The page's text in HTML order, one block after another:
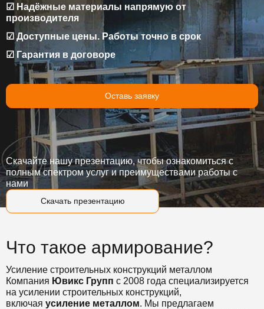
☑ Надёжные материалы напрямую от
производителя
☑ Доступные цены. Работы точно в срок
☑ Гарантия в договоре
Оставь заявку
Скачать презентацию
Скачайте нашу презентацию, чтобы ознакомиться с
полным спектром услуг и преимуществами работы с
нами
Что такое армирование?
Усиление строительных конструкций металлом
Компания Ювикс Групп с 2008 года специализируется
на усилении строительных конструкций,
включая усиление металлом. Мы предлагаем